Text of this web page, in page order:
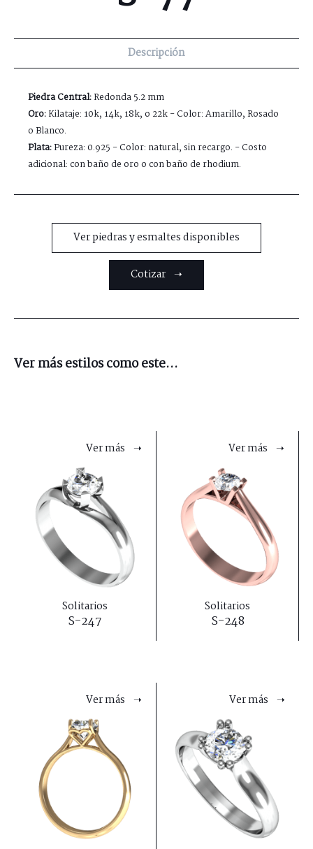
Descripción
Piedra Central:Redonda 5.2 mm
Oro:Kilataje: 10k, 14k, 18k, o 22k - Color: Amarillo, Rosado
o Blanco.
Plata:Pureza: 0.925 - Color: natural, sin recargo. - Costo
adicional: con baño de oro o con baño de rhodium.
Ver piedras y esmaltes disponibles
Cotizar ➝
Ver más estilos como este...
Ver más ➝
Solitarios
S-247
Ver más ➝
Solitarios
S-248
Ver más ➝ Ver más ➝